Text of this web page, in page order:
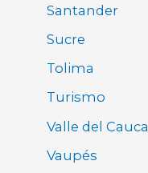
Santander
Sucre
Tolima
Turismo
Valle del Cauca
Vaupés